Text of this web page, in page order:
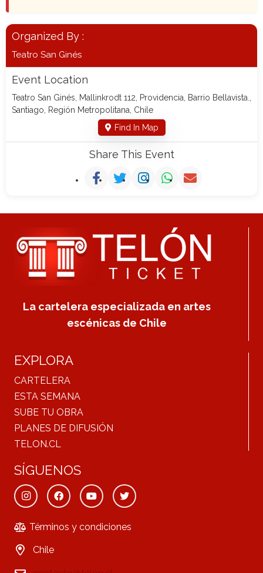
Organized By :
Teatro San Ginés
Event Location
Teatro San Ginés, Mallinkrodt 112, Providencia, Barrio Bellavista.,
Santiago, Región Metropolitana, Chile
Find In Map
Share This Event
La cartelera especializada en artes
escénicas de Chile
EXPLORA
CARTELERA
ESTA SEMANA
SUBE TU OBRA
PLANES DE DIFUSIÓN
TELON.CL
SÍGUENOS
Términos y condiciones
Chile